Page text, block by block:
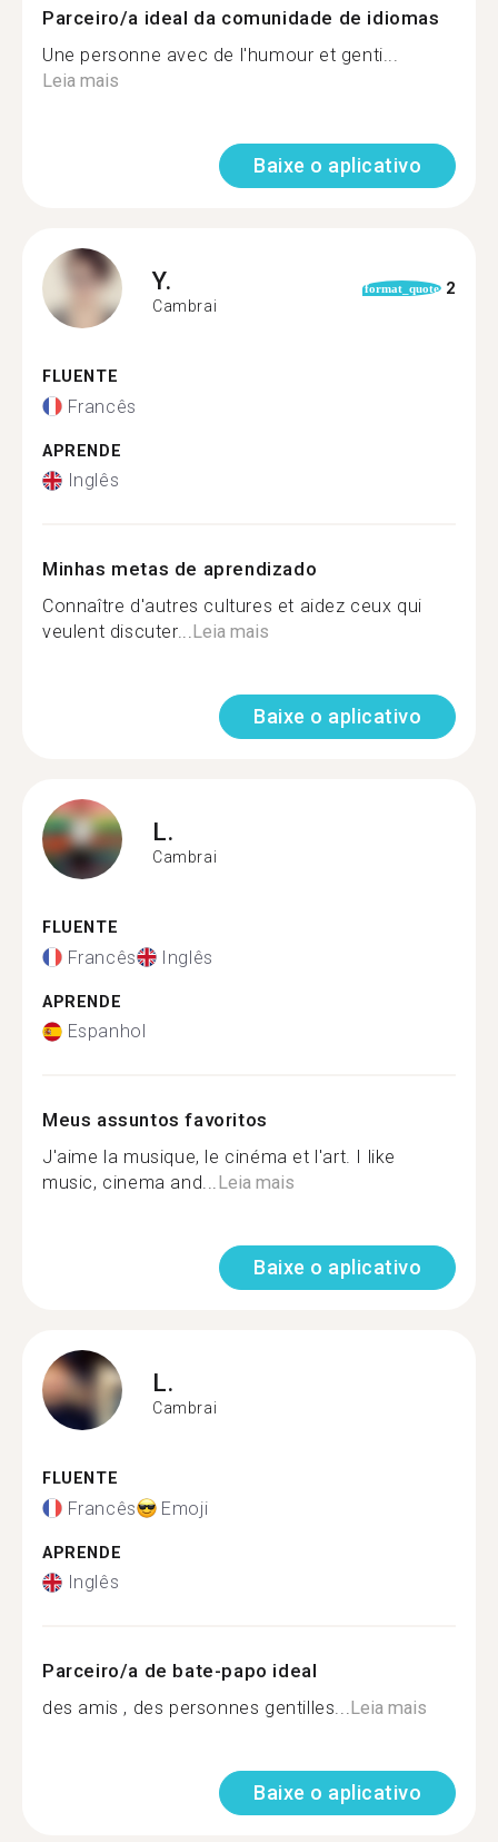
Parceiro/a ideal da comunidade de idiomas
Une personne avec de l'humour et genti...
Leia mais
Baixe o aplicativo
Y.
Cambrai
format_quote 2
FLUENTE
Francês
APRENDE
Inglês
Minhas metas de aprendizado
Connaître d'autres cultures et aidez ceux qui
veulent discuter...Leia mais
Baixe o aplicativo
L.
Cambrai
FLUENTE
Francês Inglês
APRENDE
Espanhol
Meus assuntos favoritos
J'aime la musique, le cinéma et l'art. I like
music, cinema and...Leia mais
Baixe o aplicativo
L.
Cambrai
FLUENTE
Francês Emoji
APRENDE
Inglês
Parceiro/a de bate-papo ideal
des amis , des personnes gentilles...Leia mais
Baixe o aplicativo